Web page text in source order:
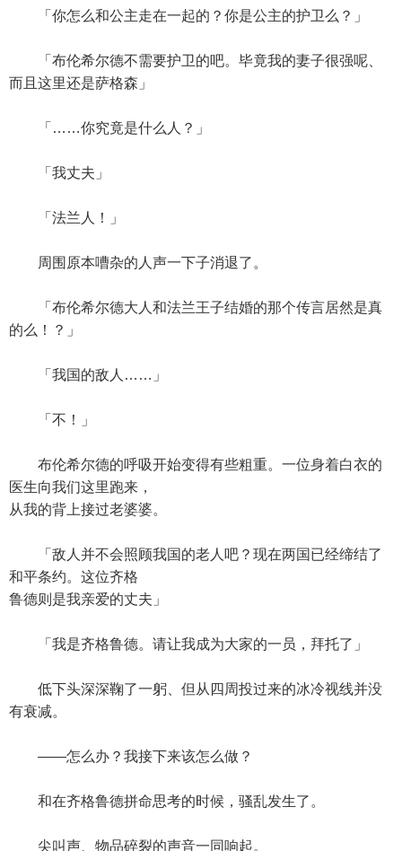
「你怎么和公主走在一起的？你是公主的护卫么？」
「布伦希尔德不需要护卫的吧。毕竟我的妻子很强呢、
而且这里还是萨格森」
「……你究竟是什么人？」
「我丈夫」
「法兰人！」
周围原本嘈杂的人声一下子消退了。
「布伦希尔德大人和法兰王子结婚的那个传言居然是真
的么！？」
「我国的敌人……」
「不！」
布伦希尔德的呼吸开始变得有些粗重。一位身着白衣的
医生向我们这里跑来，
从我的背上接过老婆婆。
「敌人并不会照顾我国的老人吧？现在两国已经缔结了
和平条约。这位齐格
鲁德则是我亲爱的丈夫」
「我是齐格鲁德。请让我成为大家的一员，拜托了」
低下头深深鞠了一躬、但从四周投过来的冰冷视线并没
有衰减。
——怎么办？我接下来该怎么做？
和在齐格鲁德拼命思考的时候，骚乱发生了。
尖叫声、物品碎裂的声音一同响起。